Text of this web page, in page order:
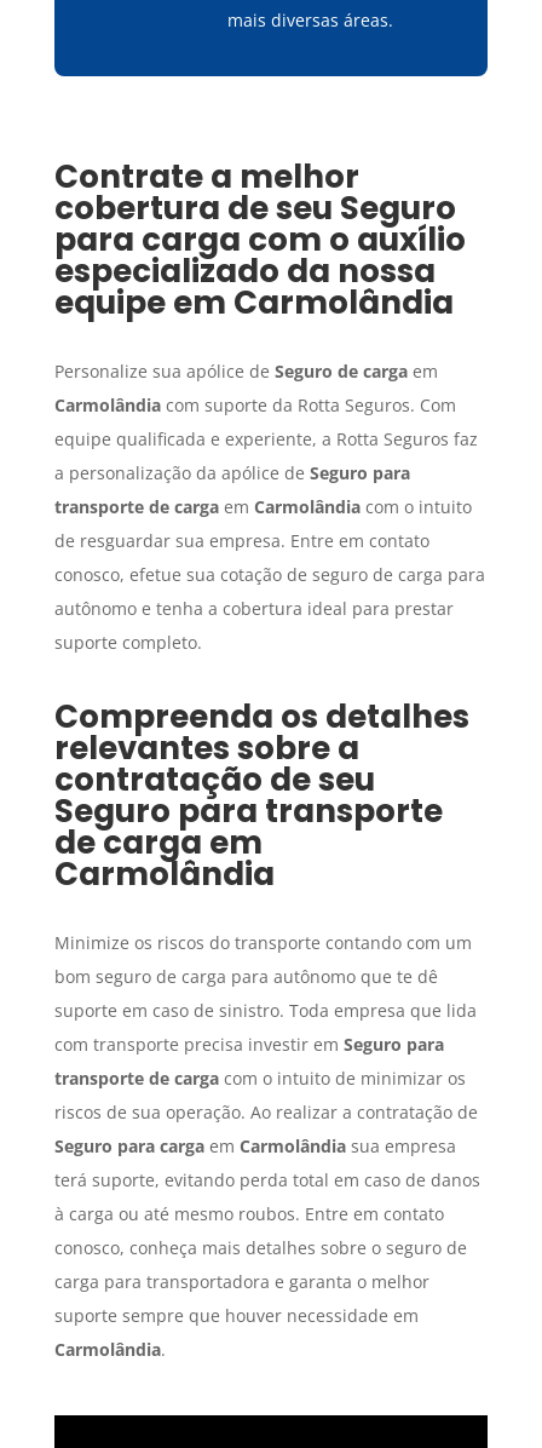
mais diversas áreas.
Contrate a melhor
cobertura de seu Seguro
para carga com o auxílio
especializado da nossa
equipe em Carmolândia
Personalize sua apólice de Seguro de cargaem
Carmolândiacom suporte da Rotta Seguros. Com
equipe qualificada e experiente, a Rotta Seguros faz
a personalização da apólice de Seguro para
transporte de cargaem Carmolândiacom o intuito
de resguardar sua empresa. Entre em contato
conosco, efetue sua cotação de seguro de carga para
autônomo e tenha a cobertura ideal para prestar
suporte completo.
Compreenda os detalhes
relevantes sobre a
contratação de seu
Seguro para transporte
de carga em
Carmolândia
Minimize os riscos do transporte contando com um
bom seguro de carga para autônomo que te dê
suporte em caso de sinistro. Toda empresa que lida
com transporte precisa investir em Seguro para
transporte de cargacom o intuito de minimizar os
riscos de sua operação. Ao realizar a contratação de
Seguro para cargaem Carmolândiasua empresa
terá suporte, evitando perda total em caso de danos
à carga ou até mesmo roubos. Entre em contato
conosco, conheça mais detalhes sobre o seguro de
carga para transportadora e garanta o melhor
suporte sempre que houver necessidade em
Carmolândia.